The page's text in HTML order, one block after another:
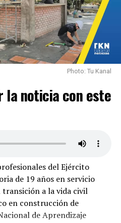
Photo: Tu Kanal
la noticia con este
del Ejército
de 19 años en servicio
a la vida civil
en construcción de
de Aprendizaje